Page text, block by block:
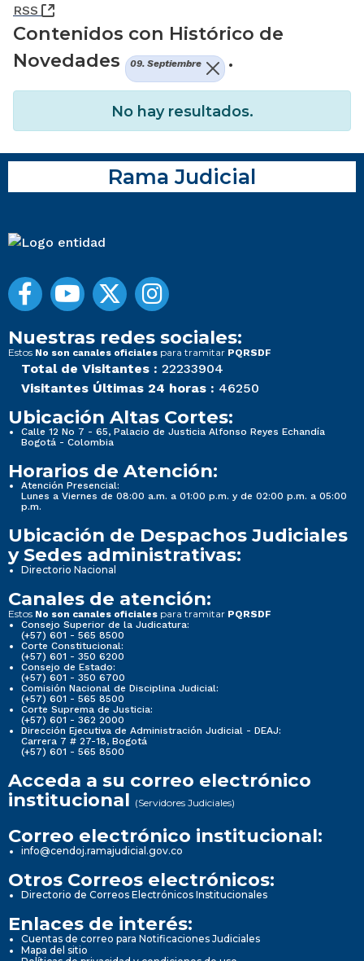
RSS (Abre una nueva ventana)
Contenidos con Histórico de
Novedades
09. Septiembre .
No hay resultados.
Rama Judicial
Nuestras redes sociales:
Estos No son canales oficiales para tramitar PQRSDF
Total de Visitantes : 22233904
Visitantes Últimas 24 horas : 46250
Ubicación Altas Cortes:
Calle 12 No 7 - 65, Palacio de Justicia Alfonso Reyes Echandía
Bogotá - Colombia
Horarios de Atención:
Atención Presencial:
Lunes a Viernes de 08:00 a.m. a 01:00 p.m. y de 02:00 p.m. a 05:00
p.m.
Ubicación de Despachos Judiciales
y Sedes administrativas:
Directorio Nacional
Canales de atención:
Estos No son canales oficiales para tramitar PQRSDF
Consejo Superior de la Judicatura:
(+57) 601 - 565 8500
Corte Constitucional:
(+57) 601 - 350 6200
Consejo de Estado:
(+57) 601 - 350 6700
Comisión Nacional de Disciplina Judicial:
(+57) 601 - 565 8500
Corte Suprema de Justicia:
(+57) 601 - 362 2000
Dirección Ejecutiva de Administración Judicial - DEAJ:
Carrera 7 # 27-18, Bogotá
(+57) 601 - 565 8500
Acceda a su correo electrónico
institucional (Servidores Judiciales)
Correo electrónico institucional:
info@cendoj.ramajudicial.gov.co
Otros Correos electrónicos:
Directorio de Correos Electrónicos Institucionales
Enlaces de interés:
Cuentas de correo para Notificaciones Judiciales
Mapa del sitio